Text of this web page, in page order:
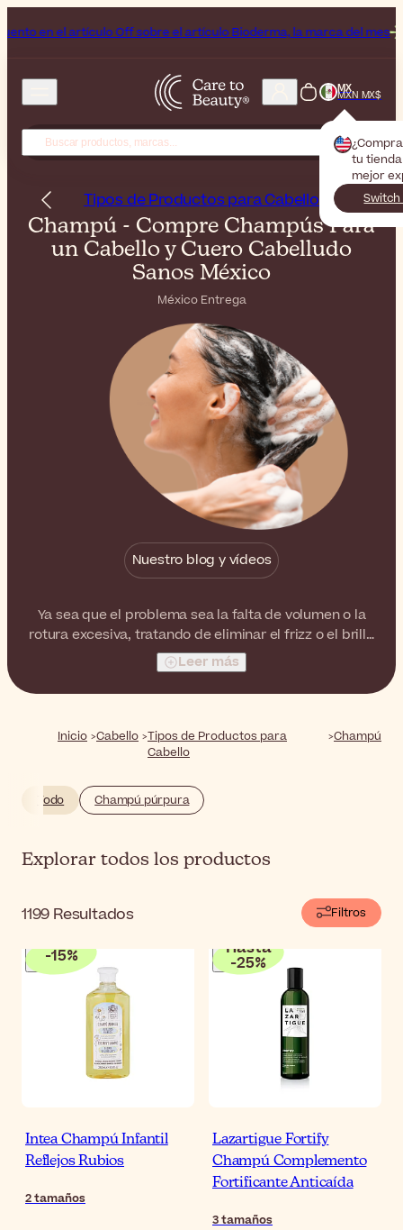
sobre el artículo Bioderma, la marca del mes Fin de semana de
MX
MXN MX$
tu
mejor
Tipos de Productos para Cabello
Champú - Compre Champús Para
un Cabello y Cuero Cabelludo
Sanos México
México Entrega
Nuestro blog y vídeos
Ya sea que el problema sea la falta de volumen o la
rotura excesiva, tratando de eliminar el frizz o el brillo
graso, nuestra amplia selección de champús tiene los
productos adecuados para satisfacer todas las
necesidades y preocupaciones del cabello.
Leer más
Inicio Cabello Tipos de Productos para
Cabello
Champú
Todo Champú púrpura
Explorar todos los productos
1199 Resultados Filtros
-15%
Intea Champú Infantil
Reflejos Rubios
2tamaños
Hasta
-25%
Lazartigue Fortify
Champú Complemento
Fortificante Anticaída
3tamaños